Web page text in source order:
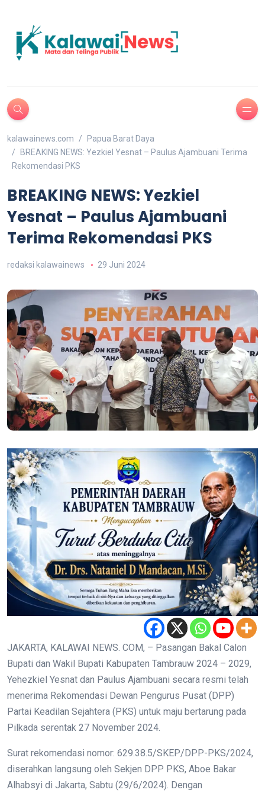
kalawainews.com
Papua Barat Daya
BREAKING NEWS: Yezkiel Yesnat – Paulus Ajambuani Terima
Rekomendasi PKS
BREAKING NEWS: Yezkiel
Yesnat – Paulus Ajambuani
Terima Rekomendasi PKS
redaksi kalawainews 29 Juni 2024
JAKARTA, KALAWAI NEWS. COM, – Pasangan Bakal Calon
Bupati dan Wakil Bupati Kabupaten Tambrauw 2024 – 2029,
Yehezkiel Yesnat dan Paulus Ajambuani secara resmi telah
menerima Rekomendasi Dewan Pengurus Pusat (DPP)
Partai Keadilan Sejahtera (PKS) untuk maju bertarung pada
Pilkada serentak 27 November 2024.
Surat rekomendasi nomor: 629.38.5/SKEP/DPP-PKS/2024,
diserahkan langsung oleh Sekjen DPP PKS, Aboe Bakar
Alhabsyi di Jakarta, Sabtu (29/6/2024). Dengan